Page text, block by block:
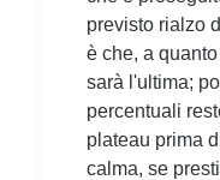
previsto rialzo
è che, a
sarà l'ultima;
percentuali
plateau prima
calma, se